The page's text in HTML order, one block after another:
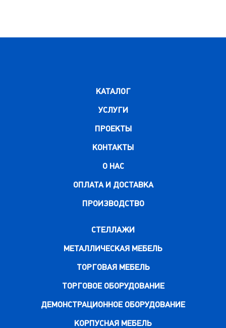
КАТАЛОГ
УСЛУГИ
ПРОЕКТЫ
КОНТАКТЫ
О НАС
ОПЛАТА И ДОСТАВКА
ПРОИЗВОДСТВО
СТЕЛЛАЖИ
МЕТАЛЛИЧЕСКАЯ МЕБЕЛЬ
ТОРГОВАЯ МЕБЕЛЬ
ТОРГОВОЕ ОБОРУДОВАНИЕ
ДЕМОНСТРАЦИОННОЕ ОБОРУДОВАНИЕ
КОРПУСНАЯ МЕБЕЛЬ